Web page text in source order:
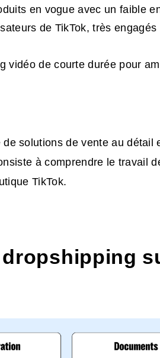
en vogue avec un faible
de TikTok, très
vidéo de courte durée pour
desolutions de vente au détail
à comprendre le travail
TikTok.